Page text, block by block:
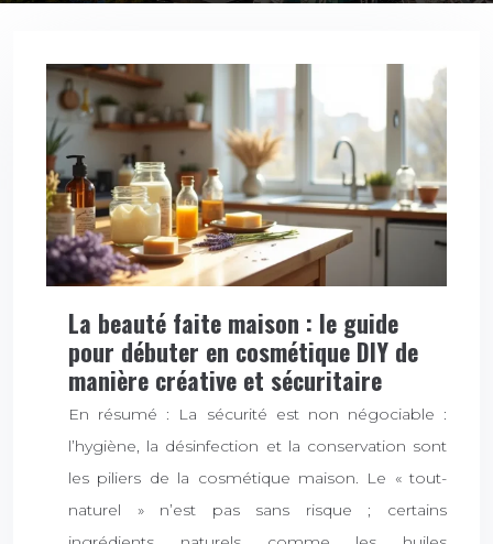
La beauté faite maison : le guide
pour débuter en cosmétique DIY de
manière créative et sécuritaire
En résumé : La sécurité est non négociable :
l’hygiène, la désinfection et la conservation sont
les piliers de la cosmétique maison. Le « tout-
naturel » n’est pas sans risque ; certains